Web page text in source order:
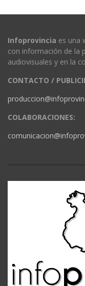
Infoprovincia es una
con información de la
audiovisuales y en la
CONTACTO /
COLABORACIONES: